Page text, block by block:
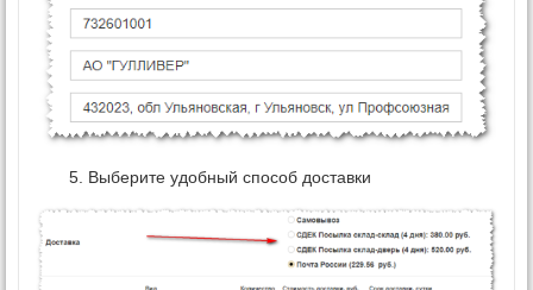
5. Выберите удобный способ доставки